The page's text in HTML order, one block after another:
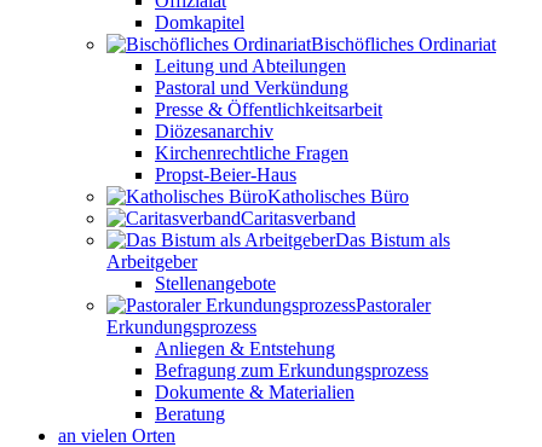
Domkapitel
Bischöfliches Ordinariat
Leitung und Abteilungen
Pastoral und Verkündung
Presse & Öffentlichkeitsarbeit
Diözesanarchiv
Kirchenrechtliche Fragen
Propst-Beier-Haus
Katholisches Büro
Caritasverband
Das Bistum als
Arbeitgeber
Stellenangebote
Pastoraler
Erkundungsprozess
Anliegen & Entstehung
Befragung zum Erkundungsprozess
Dokumente & Materialien
Beratung
an vielen Orten